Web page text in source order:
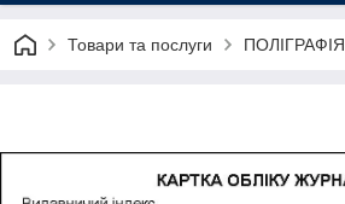
Товари та послуги ПОЛІГРАФІЯ